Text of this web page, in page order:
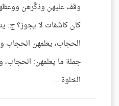
وقف عليهن وذكَّرهن
كان كاشفات لا يجوز؟ ج:
الحجاب، يعلمهن الحجاب
جملة ما يعلمهن: الحجاب،
الخلوة ...